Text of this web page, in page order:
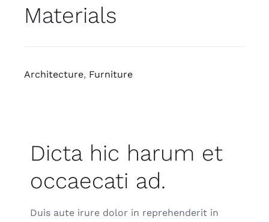
Materials
Architecture, Furniture
Dicta hic harum et
occaecati ad.
Duis aute irure dolor in reprehenderit in